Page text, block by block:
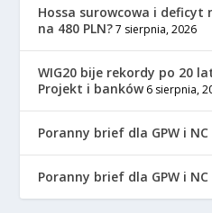
Hossa surowcowa i deficyt
na 480 PLN? 7 sierpnia, 2026
WIG20 bije rekordy po 20
Projekt i banków 6 sierpnia,
Poranny brief dla GPW i NC
Poranny brief dla GPW i NC